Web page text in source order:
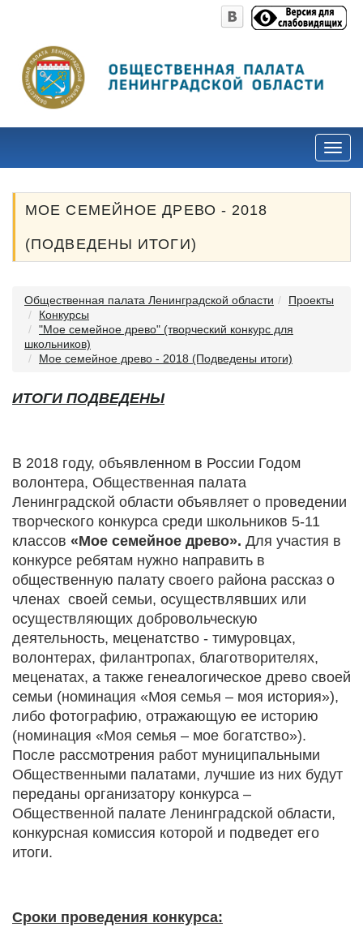
МОЕ СЕМЕЙНОЕ ДРЕВО - 2018
(ПОДВЕДЕНЫ ИТОГИ)
Общественная палата Ленинградской области
Проекты
Конкурсы
"Мое семейное древо" (творческий конкурс для
школьников)
Мое семейное древо - 2018 (Подведены итоги)
ИТОГИ ПОДВЕДЕНЫ
В 2018 году, объявленном в России Годом
волонтера, Общественная палата
Ленинградской области объявляет о проведении
творческого конкурса среди школьников 5-11
классов «Мое семейное древо». Для участия в
конкурсе ребятам нужно направить в
общественную палату своего района рассказ о
членах своей семьи, осуществлявших или
осуществляю­щих добровольческую
деятельность, меценатство - тимуровцах,
волонте­рах, филантропах, благотворителях,
меценатах, а также генеалогическое древо своей
семьи (номинация «Моя семья – моя история»),
либо фотографию, отражающую ее историю
(номинация «Моя семья – мое богатство»).
После рассмотрения работ муниципальными
Общественными палатами, лучшие из них будут
переданы организатору конкурса –
Общественной палате Ленинградской области,
конкурсная комиссия которой и подведет его
итоги.
Сроки проведения конкурса: